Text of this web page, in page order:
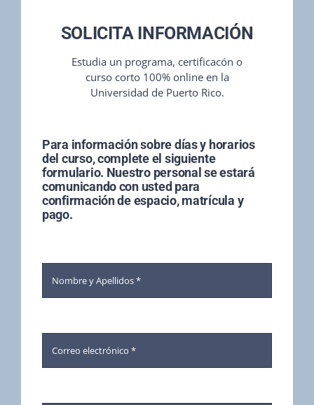
SOLICITA INFORMACIÓN
Estudia un programa, certificacón o
curso corto 100% online en la
Universidad de Puerto Rico.
Para información sobre días y horarios
del curso, complete el siguiente
formulario. Nuestro personal se estará
comunicando con usted para
confirmación de espacio, matrícula y
pago.